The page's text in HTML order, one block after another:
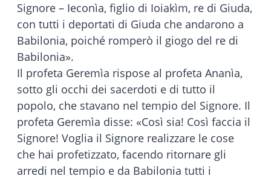
Signore – Ieconìa, figlio di Ioiakìm, re di Giuda,
con tutti i deportati di Giuda che andarono a
Babilonia, poiché romperò il giogo del re di
Babilonia».
Il profeta Geremìa rispose al profeta Ananìa,
sotto gli occhi dei sacerdoti e di tutto il
popolo, che stavano nel tempio del Signore. Il
profeta Geremìa disse: «Così sia! Così faccia il
Signore! Voglia il Signore realizzare le cose
che hai profetizzato, facendo ritornare gli
arredi nel tempio e da Babilonia tutti i